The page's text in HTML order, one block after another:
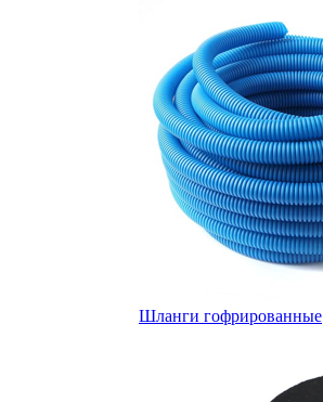
Шланги гофрированные